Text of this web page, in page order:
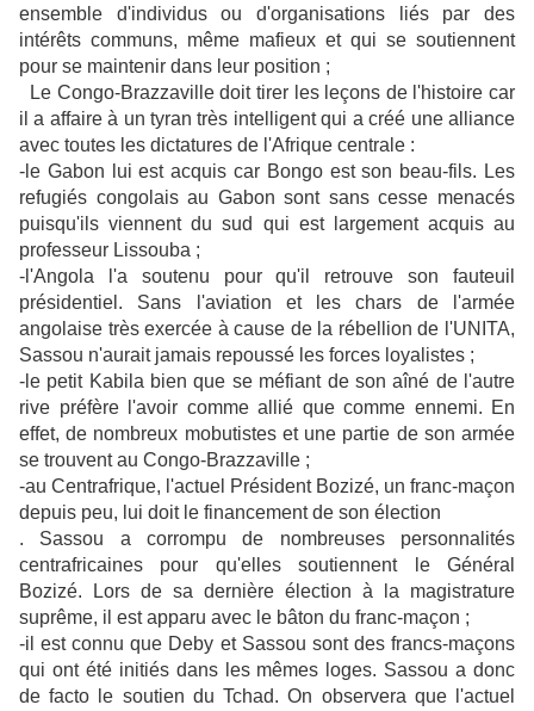
ensemble d'individus ou d'organisations liés par des
intérêts communs, même mafieux et qui se soutiennent
pour se maintenir dans leur position ;
Le Congo-Brazzaville doit tirer les leçons de l'histoire car
il a affaire à un tyran très intelligent qui a créé une alliance
avec toutes les dictatures de l'Afrique centrale :
-le Gabon lui est acquis car Bongo est son beau-fils. Les
refugiés congolais au Gabon sont sans cesse menacés
puisqu'ils viennent du sud qui est largement acquis au
professeur Lissouba ;
-l'Angola l'a soutenu pour qu'il retrouve son fauteuil
présidentiel. Sans l'aviation et les chars de l'armée
angolaise très exercée à cause de la rébellion de l'UNITA,
Sassou n'aurait jamais repoussé les forces loyalistes ;
-le petit Kabila bien que se méfiant de son aîné de l'autre
rive préfère l'avoir comme allié que comme ennemi. En
effet, de nombreux mobutistes et une partie de son armée
se trouvent au Congo-Brazzaville ;
-au Centrafrique, l'actuel Président Bozizé, un franc-maçon
depuis peu, lui doit le financement de son élection
. Sassou a corrompu de nombreuses personnalités
centrafricaines pour qu'elles soutiennent le Général
Bozizé. Lors de sa dernière élection à la magistrature
suprême, il est apparu avec le bâton du franc-maçon ;
-il est connu que Deby et Sassou sont des francs-maçons
qui ont été initiés dans les mêmes loges. Sassou a donc
de facto le soutien du Tchad. On observera que l'actuel